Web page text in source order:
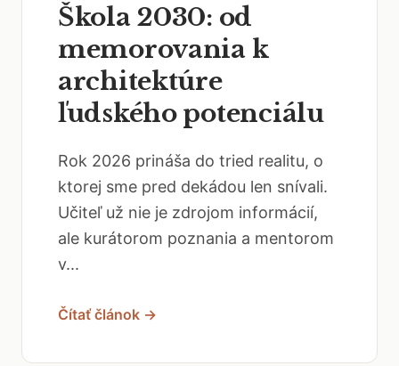
Škola 2030: od
memorovania k
architektúre
ľudského potenciálu
Rok 2026 prináša do tried realitu, o
ktorej sme pred dekádou len snívali.
Učiteľ už nie je zdrojom informácií,
ale kurátorom poznania a mentorom
v...
Čítať článok →